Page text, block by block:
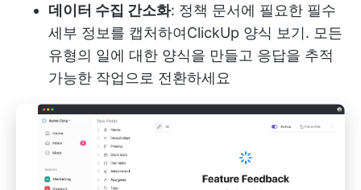
데이터 수집 간소화: 정책 문서에 필요한 필수
세부 정보를 캡처하여ClickUp 양식 보기. 모든
유형의 일에 대한 양식을 만들고 응답을 추적
가능한 작업으로 전환하세요